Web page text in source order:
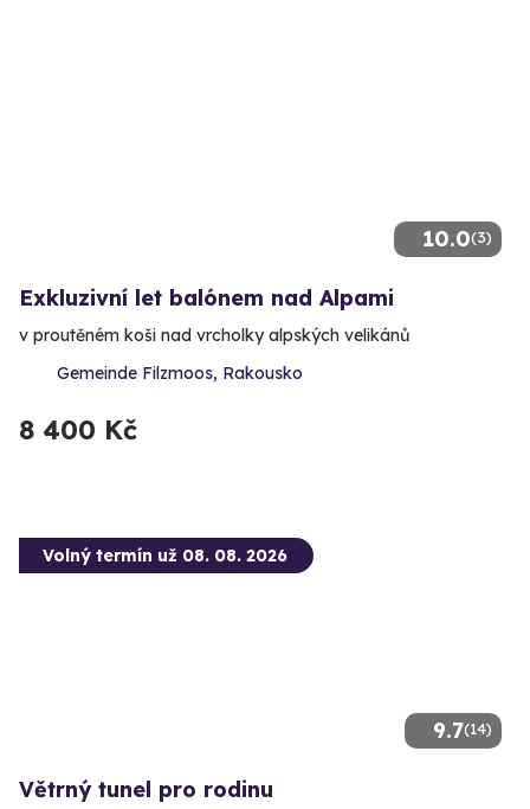
10.0(3)
Exkluzivní let balónem nad Alpami
v proutěném koši nad vrcholky alpských velikánů
Gemeinde Filzmoos, Rakousko
8 400 Kč
9.7(14)
Volný termín už 08. 08. 2026
Větrný tunel pro rodinu